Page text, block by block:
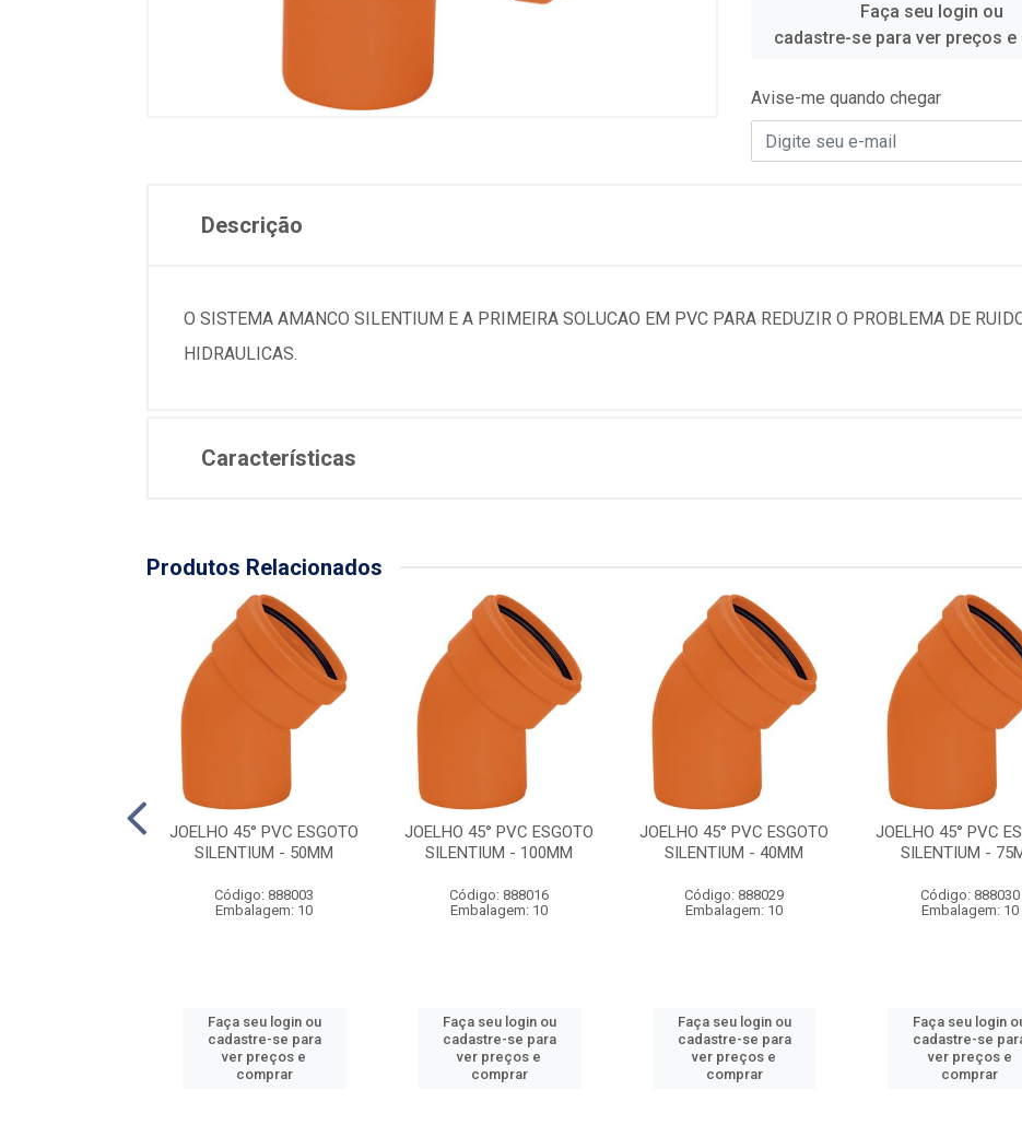
Faça seu login ou
cadastre-se para ver preços
Avise-me quando chegar
Descrição
O SISTEMA AMANCO SILENTIUM E A PRIMEIRA SOLUCAO EM PVC PARA REDUZIR O PROBLEMA DE
HIDRAULICAS.
Características
Produtos Relacionados
JOELHO 45° PVC ESGOTO
SILENTIUM - 50MM
Código: 888003
Embalagem: 10
Faça seu login ou
cadastre-se para
ver preços e
comprar
JOELHO 45° PVC ESGOTO
SILENTIUM - 100MM
Código: 888016
Embalagem: 10
Faça seu login ou
cadastre-se para
ver preços e
comprar
JOELHO 45° PVC ESGOTO
SILENTIUM - 40MM
Código: 888029
Embalagem: 10
Faça seu login ou
cadastre-se para
ver preços e
comprar
JOELHO 45° PVC
SILENTIUM -
Código: 888030
Embalagem: 10
Faça seu login
cadastre-se
ver preços e
comprar